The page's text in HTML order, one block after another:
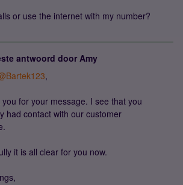
or use the internet with my number?
antwoord door Amy
,
for your message. I see that you
had contact with our customer
it is all clear for you now.